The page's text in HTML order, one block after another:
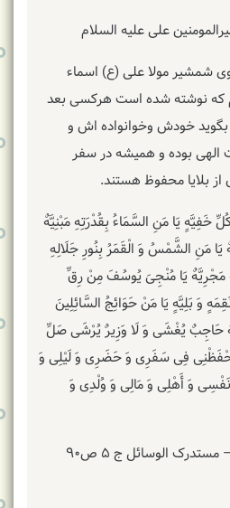
علی علیه السلام
شمشیر مولا علی (ع) اسماء
۱۱کلمه دیدم که نوشته شده است هرکسی بعد
این ۱۱ کلمه را بگوید خودش وخوانواده اش و
الهی بوده و همیشه در سفر
بلایا محفوظ هستند.
خَفِیَّهٍ یَا مَنِ‏ السَّمَاءُ بِقُدْرَتِهِ‏ مَبْنِیَّهٌ
یَا مَنِ‏ الشَّمْسُ‏ وَ الْقَمَرُ بِنُورِ جَلَالِهِ
مَجْرِیَّهٌ یَا مُنْجِیَ یُوسُفَ مِنْ رِقِّ
وَ بَلِیَّهٍ یَا مَنْ حَوَائِجُ السَّائِلِینَ
حَاجِبٌ یُغْشَى وَ لَا وَزِیرٌ یُرْشَى صَلِّ
فِی سَفَرِی وَ حَضَرِی وَ لَیْلِی وَ
وَ أَهْلِی وَ مَالِی وَ وُلْدِی وَ